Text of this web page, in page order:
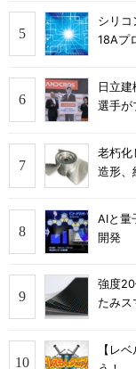
シリコ
18Aプ
日立
選手が
老朽化
造形、
AIと量
開発
強度
たみス
【レ